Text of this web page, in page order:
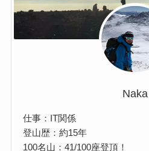
Naka
仕事：IT関係
登山歴：約15年
100名山：41/100座登頂！